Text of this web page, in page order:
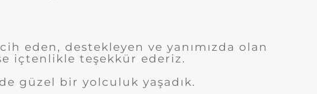
eden, destekleyen ve yanımızda olan
içtenlikle teşekkür ederiz.
güzel bir yolculuk yaşadık.